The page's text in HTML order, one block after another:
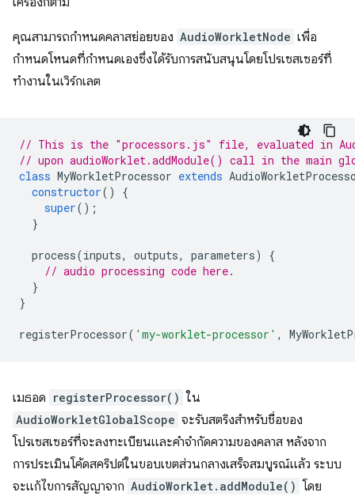
คุณสามารถกำหนดคลาสย่อยของ AudioWorkletNode เพื่อ
กำหนดโหนดที่กำหนดเองซึ่งได้รับการสนับสนุนโดยโปรเซสเซอร์ที่
ทำงานในเวิร์กเลต
// This is the "processors.js" file, evaluated in
// upon audioWorklet.addModule() call in the main
class MyWorkletProcessor extends
constructor()
{
super();
}
process(inputs, outputs, parameters)
{
// audio processing code here.
}
}
registerProcessor( 'my-worklet-processor' ,
เมธอด registerProcessor() ใน
AudioWorkletGlobalScope จะรับสตริงสำหรับชื่อของ
โปรเซสเซอร์ที่จะลงทะเบียนและคำจำกัดความของคลาส หลังจาก
การประเมินโค้ดสคริปต์ในขอบเขตส่วนกลางเสร็จสมบูรณ์แล้ว ระบบ
จะแก้ไขการสัญญาจาก AudioWorklet.addModule() โดย